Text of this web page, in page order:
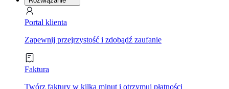
Portal klienta
Zapewnij przejrzystość i zdobądź zaufanie
Faktura
Twórz faktury w kilka minut i otrzymuj płatności